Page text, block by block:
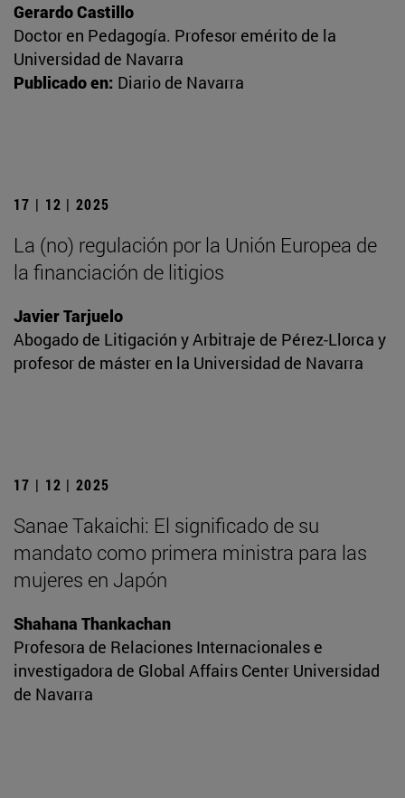
Gerardo Castillo
Doctor en Pedagogía. Profesor emérito de la
Universidad de Navarra
Publicado en: Diario de Navarra
17 | 12 | 2025
La (no) regulación por la Unión Europea de
la financiación de litigios
Javier Tarjuelo
Abogado de Litigación y Arbitraje de Pérez-Llorca y
profesor de máster en la Universidad de Navarra
17 | 12 | 2025
Sanae Takaichi: El significado de su
mandato como primera ministra para las
mujeres en Japón
Shahana Thankachan
Profesora de Relaciones Internacionales e
investigadora de Global Affairs Center Universidad
de Navarra